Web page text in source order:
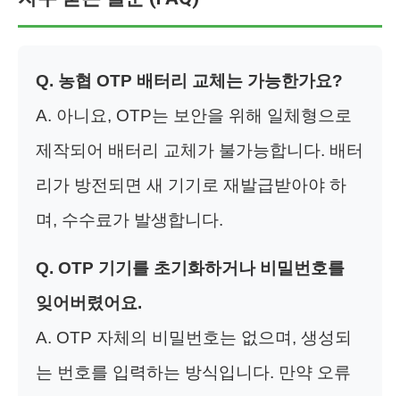
Q. 농협 OTP 배터리 교체는 가능한가요?
A. 아니요, OTP는 보안을 위해 일체형으로
제작되어 배터리 교체가 불가능합니다. 배터
리가 방전되면 새 기기로 재발급받아야 하
며, 수수료가 발생합니다.
Q. OTP 기기를 초기화하거나 비밀번호를
잊어버렸어요.
A. OTP 자체의 비밀번호는 없으며, 생성되
는 번호를 입력하는 방식입니다. 만약 오류